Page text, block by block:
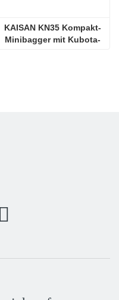
KAISAN KN35 Kompakt-
Minibagger mit Kubota-